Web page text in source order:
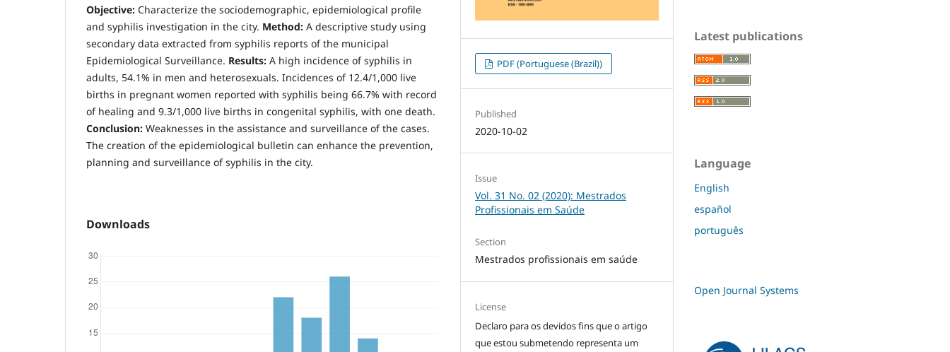
Objective: Characterize the sociodemographic, epidemiological profile
and syphilis investigation in the city. Method: A descriptive study using
secondary data extracted from syphilis reports of the municipal
Epidemiological Surveillance. Results: A high incidence of syphilis in
adults, 54.1% in men and heterosexuals. Incidences of 12.4/1,000 live
births in pregnant women reported with syphilis being 66.7% with record
of healing and 9.3/1,000 live births in congenital syphilis, with one death.
Conclusion: Weaknesses in the assistance and surveillance of the cases.
The creation of the epidemiological bulletin can enhance the prevention,
planning and surveillance of syphilis in the city.
Downloads
PDF (Portuguese (Brazil))
Published
2020-10-02
Issue
Vol. 31 No. 02 (2020): Mestrados
Profissionais em Saúde
Section
Mestrados profissionais em saúde
License
Declaro para os devidos fins que o artigo
que estou submetendo representa um
Latest publications
Language
English
español
português
Open Journal Systems